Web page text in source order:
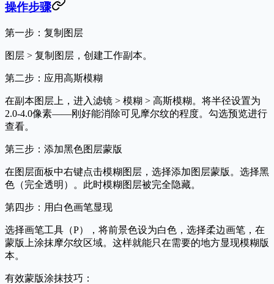
操作步骤
第一步：复制图层
图层 > 复制图层 ，创建工作副本。
第二步：应用高斯模糊
在副本图层上，进入滤镜 > 模糊 > 高斯模糊。将半径设置为
2.0-4.0像素——刚好能消除可见摩尔纹的程度。勾选预览进行
查看。
第三步：添加黑色图层蒙版
在图层面板中右键点击模糊图层，选择添加图层蒙版 。选择黑
色（完全透明）
。此时模糊图层被完全隐藏。
第四步：用白色画笔显现
选择画笔工具 （P），将前景色设为白色，选择柔边画笔，在
蒙版上涂抹摩尔纹区域。这样就能只在需要的地方显现模糊版
本。
有效蒙版涂抹技巧：